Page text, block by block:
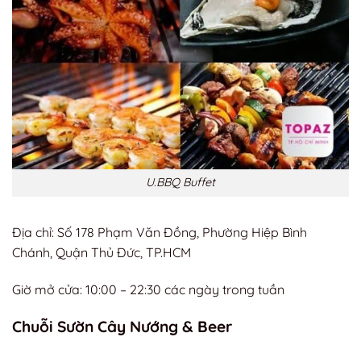
U.BBQ Buffet
Địa chỉ: Số 178 Phạm Văn Đồng, Phường Hiệp Bình
Chánh, Quận Thủ Đức, TP.HCM
Giờ mở cửa: 10:00 – 22:30 các ngày trong tuần
Chuỗi Sườn Cây Nướng & Beer